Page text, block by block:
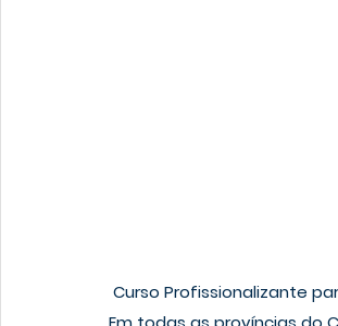
Curso Profissionalizante